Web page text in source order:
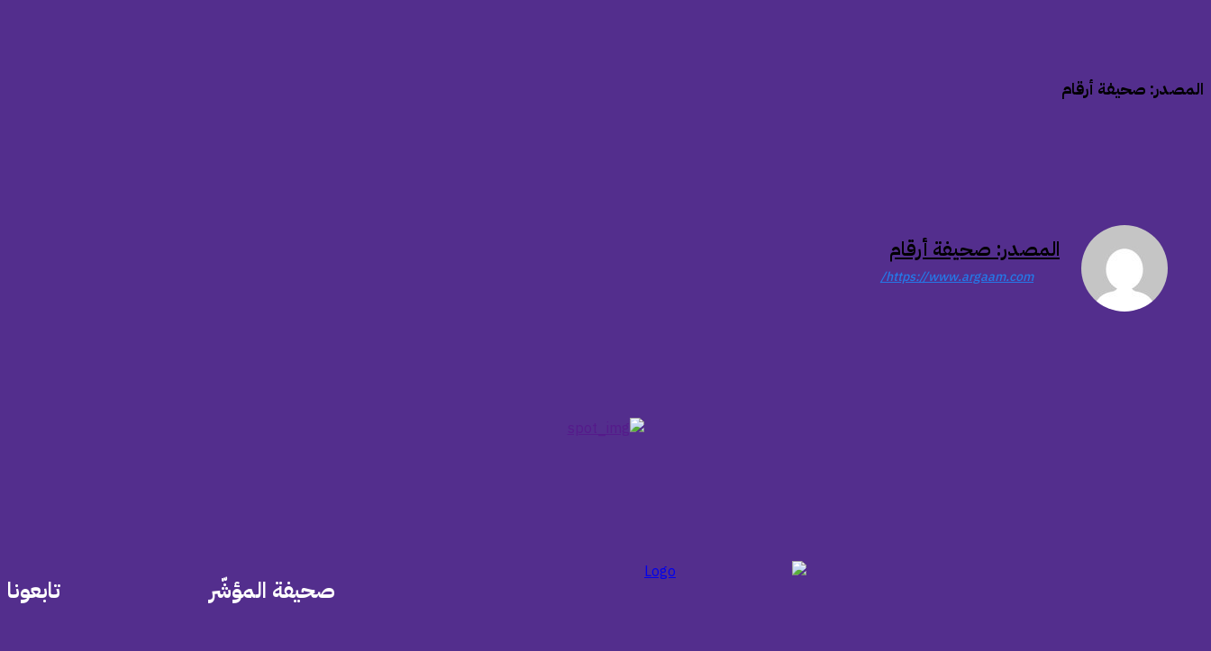
المصدر: صحيفة أرقام
المصدر: صحيفة أرقام
https://www.argaam.com/
تابعونا صحيفة المؤشّر